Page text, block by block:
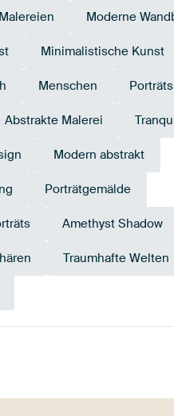
Moderne
Minimalistische Kunst
Menschen Porträts
Abstrakte Malerei
Modern abstrakt
Porträtgemälde
Amethyst Shadow
Traumhafte Welten